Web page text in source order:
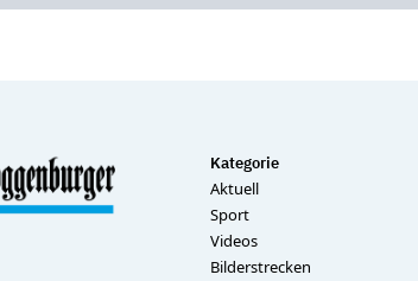
Kategorie
Aktuell
Sport
Videos
Bilderstrecken